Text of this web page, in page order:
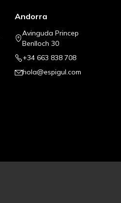
Andorra
Avinguda Princep
Benlloch 30
+34 663 838 708
hola@espigul.com